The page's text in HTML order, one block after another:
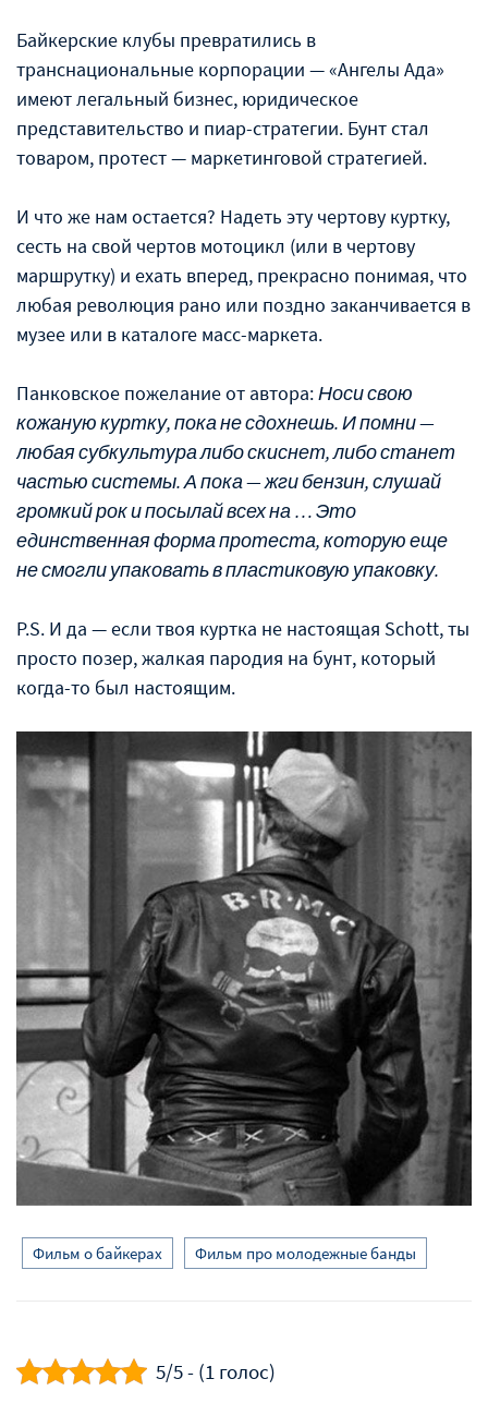
Байкерские клубы превратились в
транснациональные корпорации — «Ангелы Ада»
имеют легальный бизнес, юридическое
представительство и пиар-стратегии. Бунт стал
товаром, протест — маркетинговой стратегией.
И что же нам остается? Надеть эту чертову куртку,
сесть на свой чертов мотоцикл (или в чертову
маршрутку) и ехать вперед, прекрасно понимая, что
любая революция рано или поздно заканчивается в
музее или в каталоге масс-маркета.
Панковское пожелание от автора:Носи свою
кожаную куртку, пока не сдохнешь. И помни —
любая субкультура либо скиснет, либо станет
частью системы. А пока — жги бензин, слушай
громкий рок и посылай всех на … Это
единственная форма протеста, которую еще
не смогли упаковать в пластиковую упаковку.
P.S. И да — если твоя куртка не настоящая Schott, ты
просто позер, жалкая пародия на бунт, который
когда-то был настоящим.
Фильм о байкерах Фильм про молодежные банды
5/5 - (1 голос)